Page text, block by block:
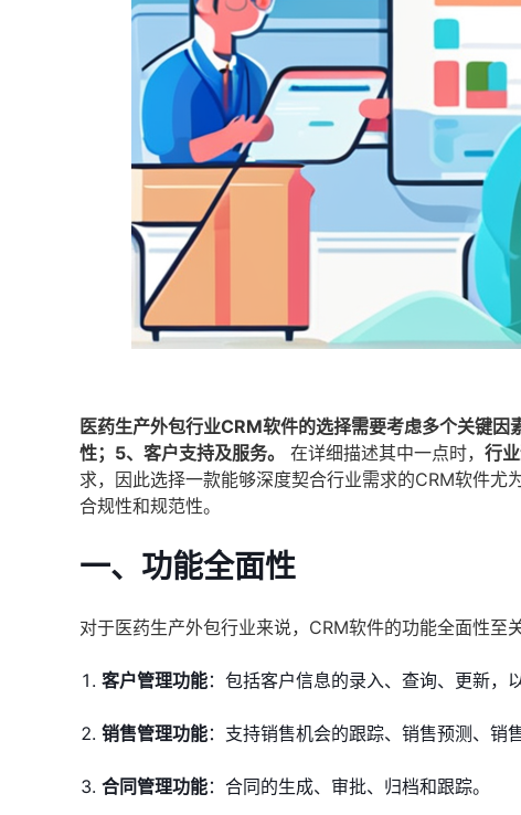
医药生产外包行业CRM软件的选择需要考虑多个关键
性；5、客户支持及服务。
在详细描述其中一点时， 行
求，因此选择一款能够深度契合行业需求的CRM软件
合规性和规范性。
一、功能全面性
对于医药生产外包行业来说，CRM软件的功能全面性至
客户管理功能：包括客户信息的录入、查询、更新，
销售管理功能：支持销售机会的跟踪、销售预测、销
合同管理功能：合同的生成、审批、归档和跟踪。